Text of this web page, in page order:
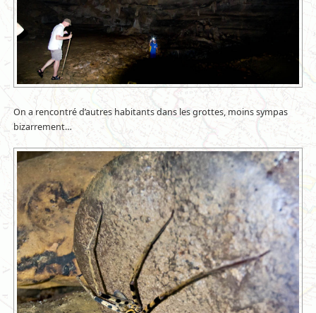
On a rencontré d’autres habitants dans les grottes, moins sympas
bizarrement…